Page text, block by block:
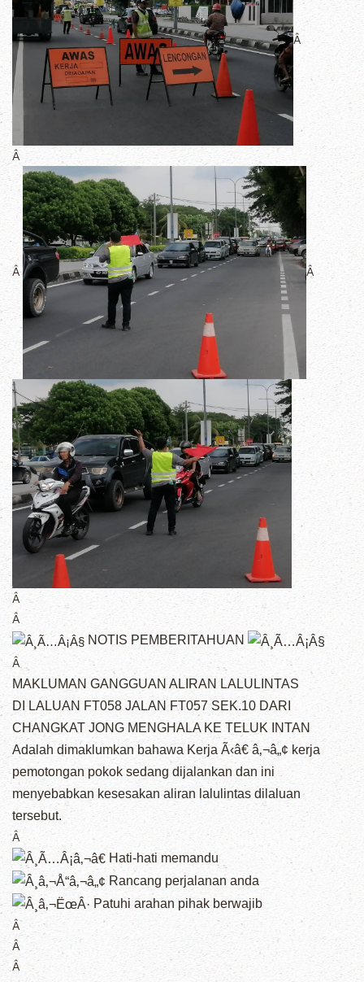
Â
Â
Â Â
Â
Â
NOTIS PEMBERITAHUAN
Â
MAKLUMAN GANGGUAN ALIRAN LALULINTAS
DI LALUAN FT058 JALAN FT057 SEK.10 DARI
CHANGKAT JONG MENGHALA KE TELUK INTAN
Adalah dimaklumkan bahawa Kerja Ã‹â€ â‚¬â„¢ kerja
pemotongan pokok sedang dijalankan dan ini
menyebabkan kesesakan aliran lalulintas dilaluan
tersebut.
Â
Hati-hati memandu
Rancang perjalanan anda
Patuhi arahan pihak berwajib
Â
Â
Â